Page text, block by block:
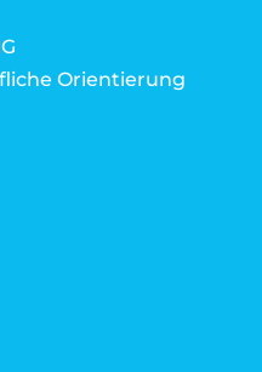
Orientierung